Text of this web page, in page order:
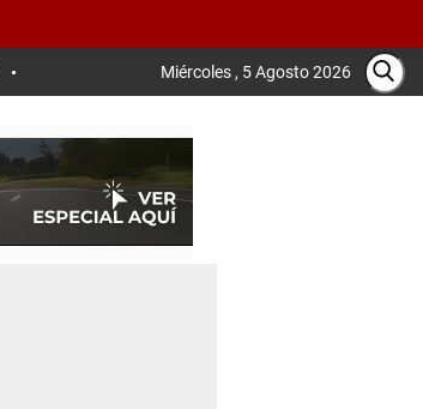
Miércoles , 5 Agosto 2026